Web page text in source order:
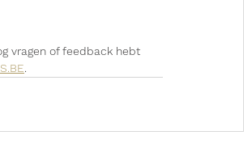
vragen of feedback hebt
.